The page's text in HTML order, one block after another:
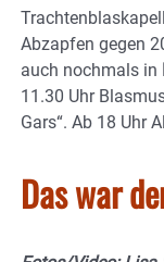
Abzapfen gegen
auch nochmals in
11.30 Uhr
Gars“. Ab 18 Uhr
Das war